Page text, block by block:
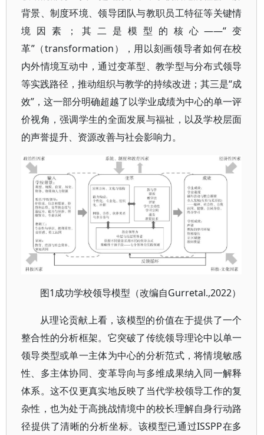
背景、制度环境、领导团队与教职员工特征等关键情
境因素；其二是模型的核心——“变
革”（transformation），用以刻画领导者如何在校
内外情境互动中，通过变革型、教学型与分布式领导
等实践路径，推动组织与教学的持续改进；其三是“成
效”，这一部分明确超越了以学业成绩为中心的单一评
价视角，强调学生的全面发展与福祉，以及学校层面
的声誉提升、资源改善与社会影响力。
图1成功学校领导模型（改编自Gurretal.,2022）
从理论贡献上看，该模型的价值在于提供了一个
整合性的分析框架。它突破了传统领导理论中以单一
领导类型或单一主体为中心的分析范式，将情境敏感
性、多主体协同、变革导向与多维成果纳入同一解释
体系。这不仅更真实地反映了当代学校领导工作的复
杂性，也为处于高挑战情境中的校长理解自身行动路
径提供了清晰的分析坐标。该模型已通过ISSPP在多